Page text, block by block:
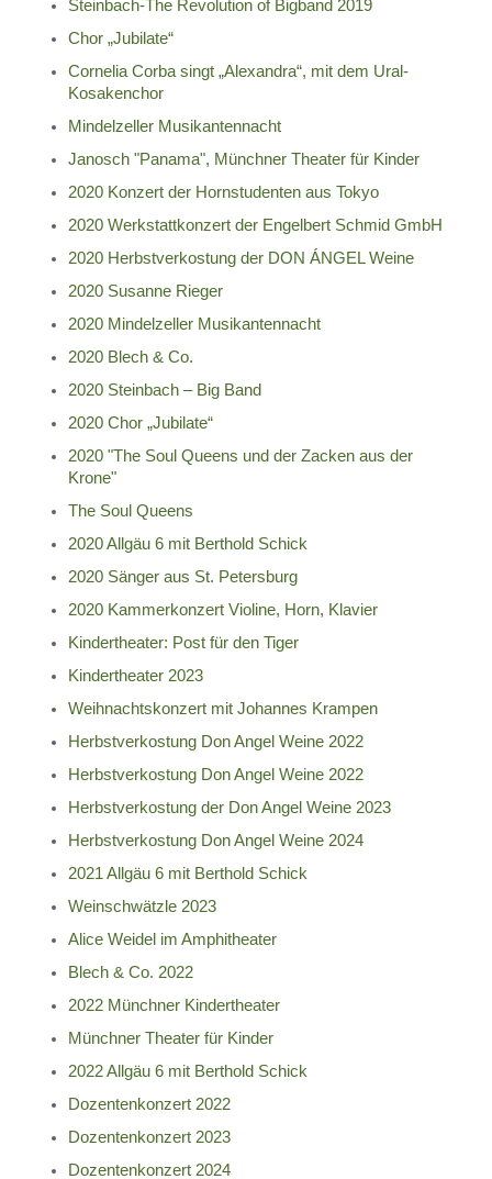
Steinbach-The Revolution of Bigband 2019
Chor „Jubilate“
Cornelia Corba singt „Alexandra“, mit dem Ural-
Kosakenchor
Mindelzeller Musikantennacht
Janosch "Panama", Münchner Theater für Kinder
2020 Konzert der Hornstudenten aus Tokyo
2020 Werkstattkonzert der Engelbert Schmid GmbH
2020 Herbstverkostung der DON ÁNGEL Weine
2020 Susanne Rieger
2020 Mindelzeller Musikantennacht
2020 Blech & Co.
2020 Steinbach – Big Band
2020 Chor „Jubilate“
2020 "The Soul Queens und der Zacken aus der
Krone"
The Soul Queens
2020 Allgäu 6 mit Berthold Schick
2020 Sänger aus St. Petersburg
2020 Kammerkonzert Violine, Horn, Klavier
Kindertheater: Post für den Tiger
Kindertheater 2023
Weihnachtskonzert mit Johannes Krampen
Herbstverkostung Don Angel Weine 2022
Herbstverkostung Don Angel Weine 2022
Herbstverkostung der Don Angel Weine 2023
Herbstverkostung Don Angel Weine 2024
2021 Allgäu 6 mit Berthold Schick
Weinschwätzle 2023
Alice Weidel im Amphitheater
Blech & Co. 2022
2022 Münchner Kindertheater
Münchner Theater für Kinder
2022 Allgäu 6 mit Berthold Schick
Dozentenkonzert 2022
Dozentenkonzert 2023
Dozentenkonzert 2024